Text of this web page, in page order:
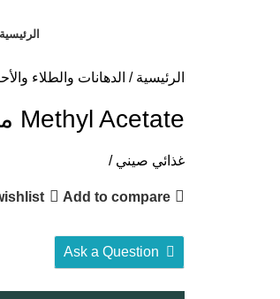
الرئيسية
الرئيسية
الدهانات والطلاء
Methyl Acetate ميثيل اسيتات
غذائي صيني /
Add to compare
Ask a Question